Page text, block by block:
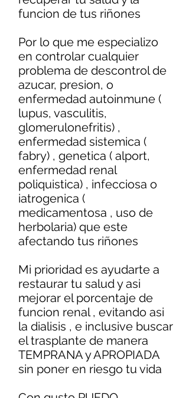
funcion de tus riñones
Por lo que me especializo
en controlar cualquier
problema de descontrol de
azucar, presion, o
enfermedad autoinmune (
lupus, vasculitis,
glomerulonefritis) ,
enfermedad sistemica (
fabry) , genetica ( alport,
enfermedad renal
poliquistica) , infecciosa o
iatrogenica (
medicamentosa , uso de
herbolaria) que este
afectando tus riñones
Mi prioridad es ayudarte a
restaurar tu salud y asi
mejorar el porcentaje de
funcion renal , evitando asi
la dialisis , e inclusive buscar
el trasplante de manera
TEMPRANA y APROPIADA
sin poner en riesgo tu vida